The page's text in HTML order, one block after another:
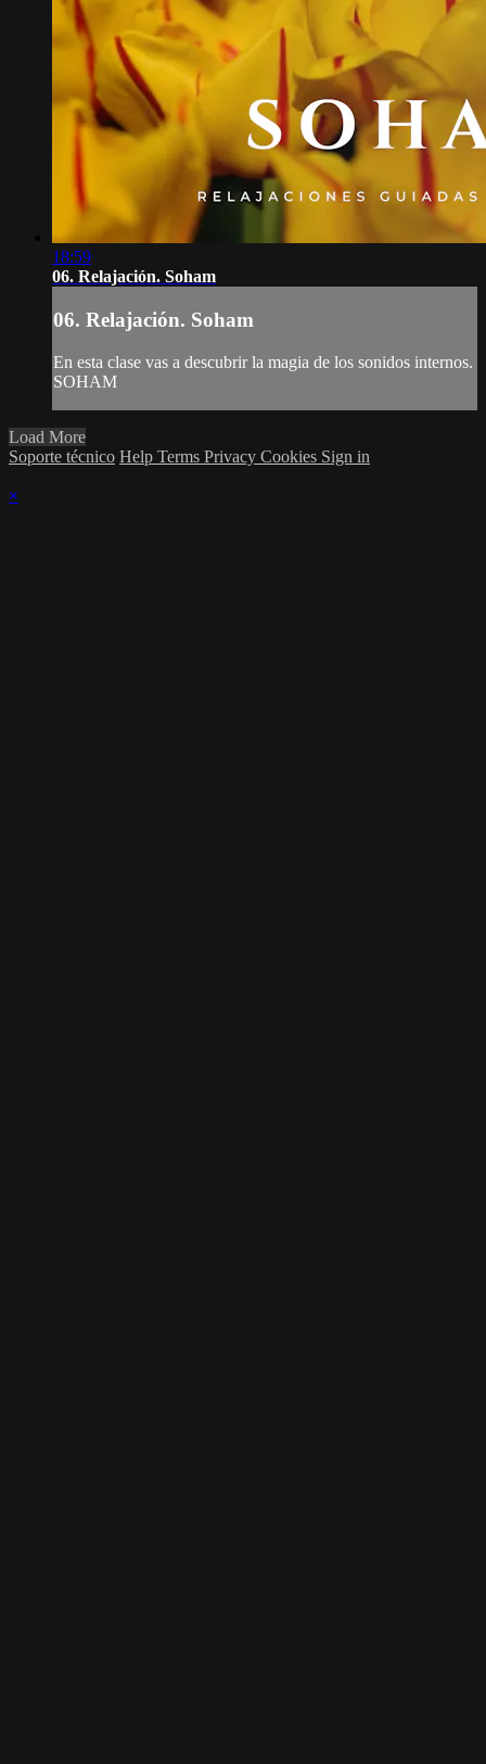
18:59
06. Relajación. Soham
06. Relajación. Soham
En esta clase vas a descubrir la magia de los sonidos internos.
SOHAM
Load More
Soporte técnico Help Terms Privacy Cookies Sign in
×